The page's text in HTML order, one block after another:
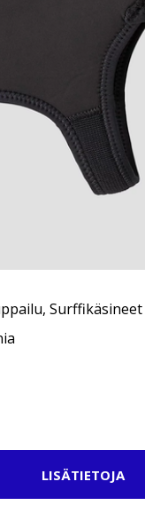
,
LISÄTIETOJA